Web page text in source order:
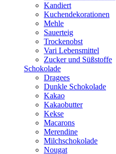
Kandiert
Kuchendekorationen
Mehle
Sauerteig
Trockenobst
Vari Lebensmittel
Zucker und Süßstoffe
Schokolade
Dragees
Dunkle Schokolade
Kakao
Kakaobutter
Kekse
Macarons
Merendine
Milchschokolade
Nougat